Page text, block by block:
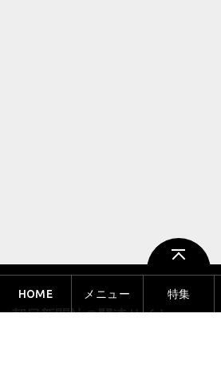
朝日新聞社の関連サイト
HOME メニュー 特集